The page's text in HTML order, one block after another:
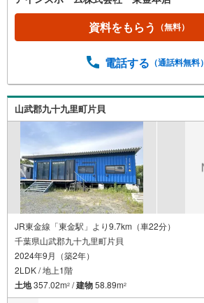
資料をもらう （無料）
電話する （通話料無料）
山武郡九十九里町片貝
JR東金線「東金駅」より9.7km（車22分）
千葉県山武郡九十九里町片貝
2024年9月（築2年）
2LDK / 地上1階
土地357.02m2 /建物58.89m2